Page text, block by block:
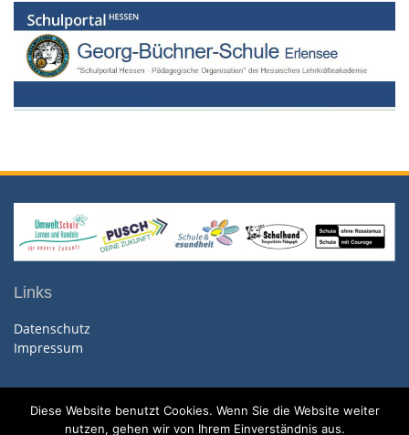
Links
Datenschutz
Impressum
Diese Website benutzt Cookies. Wenn Sie die Website weiter
nutzen, gehen wir von Ihrem Einverständnis aus.